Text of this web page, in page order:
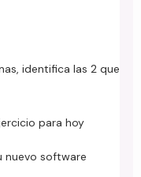
identifica las 2 que
para hoy
nuevo software